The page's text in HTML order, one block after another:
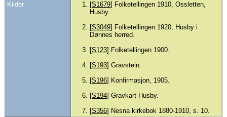
Kilder [S1679] Folketellingen 1910, Ossletten,
Husby.
[S3049] Folketellingen 1920, Husby i
Dønnes herred.
[S123] Folketellingen 1900.
[S193] Gravstein.
[S196] Konfirmasjon, 1905.
[S194] Gravkart Husby.
[S356] Nesna kirkebok 1880-1910, s. 10.